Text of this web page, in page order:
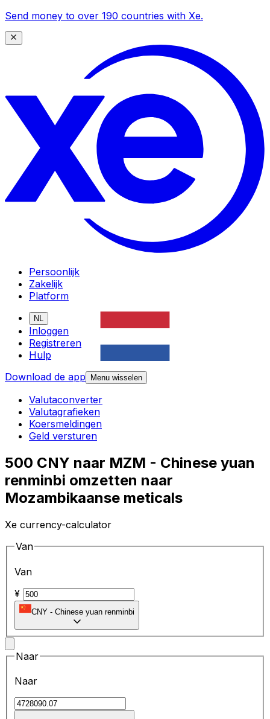
Send money to over 190 countries with Xe.
Persoonlijk
Zakelijk
Platform
NL
Inloggen
Registreren
Hulp
Download de app
Menu wisselen
Valutaconverter
Valutagrafieken
Koersmeldingen
Geld versturen
500 CNY naar MZM - Chinese yuan
renminbi omzetten naar
Mozambikaanse meticals
Xe currency-calculator
Van
Van
¥
CNY - Chinese yuan renminbi
Naar
Naar